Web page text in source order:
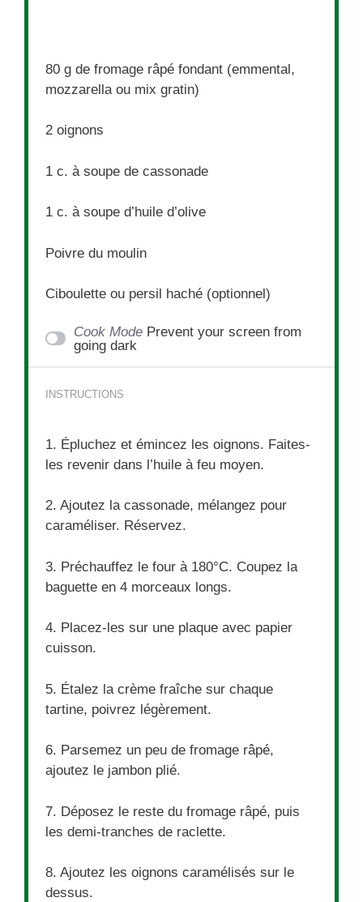
80 g de fromage râpé fondant (emmental,
mozzarella ou mix gratin)
2 oignons
1 c. à soupe de cassonade
1 c. à soupe d’huile d’olive
Poivre du moulin
Ciboulette ou persil haché (optionnel)
Cook Mode Prevent your screen from
going dark
INSTRUCTIONS
1. Épluchez et émincez les oignons. Faites-
les revenir dans l’huile à feu moyen.
2. Ajoutez la cassonade, mélangez pour
caraméliser. Réservez.
3. Préchauffez le four à 180°C. Coupez la
baguette en 4 morceaux longs.
4. Placez-les sur une plaque avec papier
cuisson.
5. Étalez la crème fraîche sur chaque
tartine, poivrez légèrement.
6. Parsemez un peu de fromage râpé,
ajoutez le jambon plié.
7. Déposez le reste du fromage râpé, puis
les demi-tranches de raclette.
8. Ajoutez les oignons caramélisés sur le
dessus.